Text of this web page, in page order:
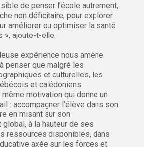
de penser l’école autrement,
non déficitaire, pour explorer
améliorer ou optimiser la santé
», ajoute-t-elle.
expérience nous amène
penser que malgré les
et culturelles, les
et calédoniens
motivation qui donne un
: accompagner l’élève dans son
en misant sur son
à la hauteur de ses
ressources disponibles, dans
axée sur les forces et